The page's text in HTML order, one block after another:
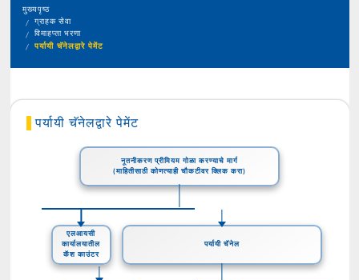
मुख्यपृष्ठ
ग्राहक सेवा
विमाहप्ता भरणा
पर्यायी चॅनेलद्वारे पेमेंट
पर्यायी चॅनेलद्वारे पेमेंट
नूतनीकरण प्रीमियम गोळा करण्याचे मार्ग
(माहितीसाठी कोणत्याही चौकटीवर क्लिक करा)
एलआयसी
कार्यालयातील
कॅश काउंटर
पर्यायी चॅनेल